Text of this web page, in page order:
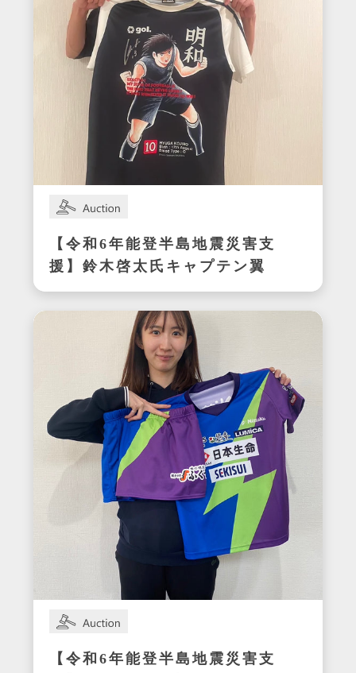
【令和6年能登半島地震災害支
援】鈴木啓太氏キャプテン翼
CUP かつしか2024エキシビ
ジョンマッチ着用サイン入り
明和ユニフォーム
【令和6年能登半島地震災害支